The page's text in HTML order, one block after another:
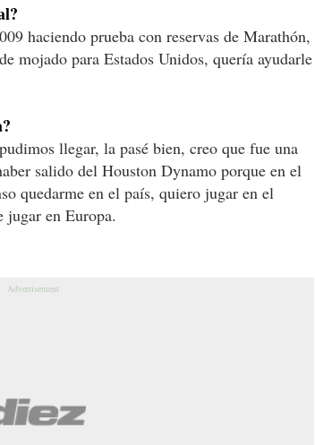
haciendo prueba con reservas de Marathón,
mojado para Estados Unidos, quería ayudarle
llegar, la pasé bien, creo que fue una
salido del Houston Dynamo porque en el
quedarme en el país, quiero jugar en el
en Europa.